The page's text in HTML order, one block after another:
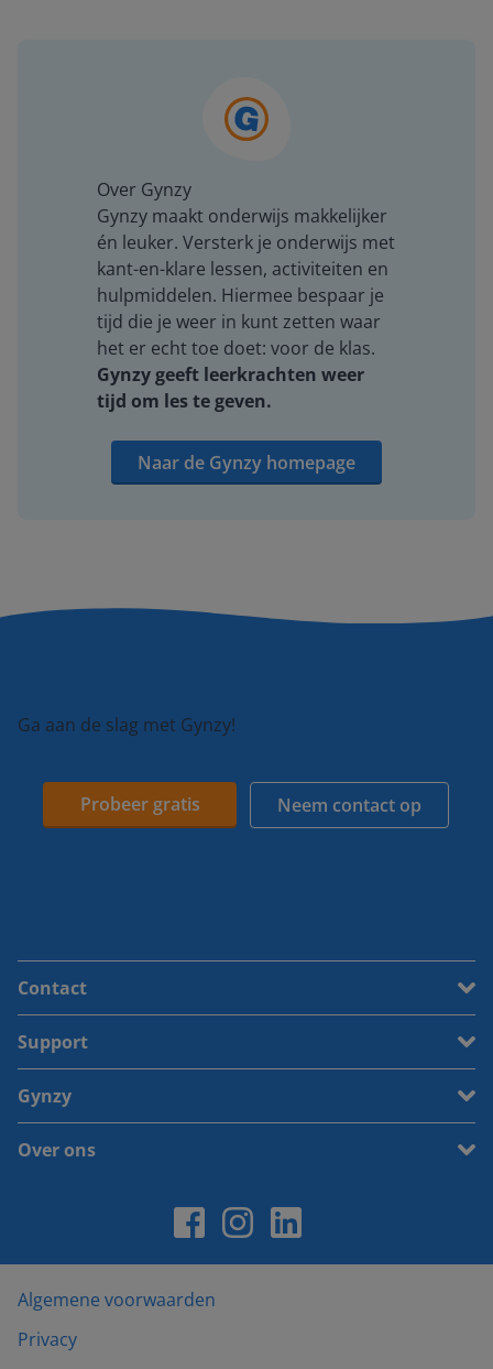
Over Gynzy
Gynzy maakt onderwijs makkelijker
én leuker. Versterk je onderwijs met
kant-en-klare lessen, activiteiten en
hulpmiddelen. Hiermee bespaar je
tijd die je weer in kunt zetten waar
het er echt toe doet: voor de klas.
Gynzy geeft leerkrachten weer
tijd om les te geven.
Naar de Gynzy homepage
Ga aan de slag met Gynzy!
Probeer gratis Neem contact op
Contact
Support
Gynzy
Over ons
Algemene voorwaarden
Privacy